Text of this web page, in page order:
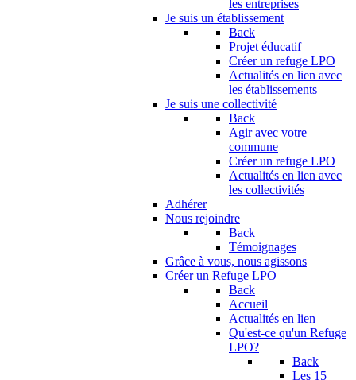
les entreprises
Je suis un établissement
Back
Projet éducatif
Créer un refuge LPO
Actualités en lien avec
les établissements
Je suis une collectivité
Back
Agir avec votre
commune
Créer un refuge LPO
Actualités en lien avec
les collectivités
Adhérer
Nous rejoindre
Back
Témoignages
Grâce à vous, nous agissons
Créer un Refuge LPO
Back
Accueil
Actualités en lien
Qu'est-ce qu'un Refuge
LPO?
Back
Les 15